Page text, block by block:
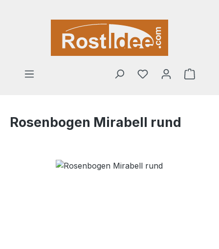
Rosenbogen Mirabell rund
Bildergalerie überspringen